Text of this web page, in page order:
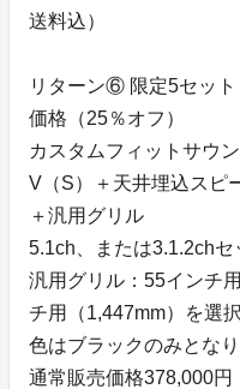
送料込）
リターン⑥ 限定5セッ
価格（25％オフ）
カスタムフィットサウ
V（S）＋天井埋込スピ
＋汎用グリル
5.1ch、または3.1.2ch
汎用グリル：55インチ
チ用（1,447mm）を選
色はブラックのみとなり
通常販売価格378,000